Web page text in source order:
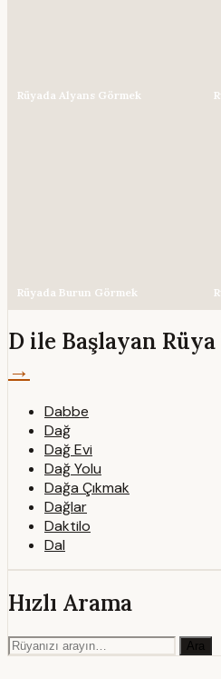
Rüyada Alyans Görmek
Rüyada Burun Görmek
D ile Başlayan
→
Dabbe
Dağ
Dağ Evi
Dağ Yolu
Dağa Çıkmak
Dağlar
Daktilo
Dal
Hızlı Arama
Ara